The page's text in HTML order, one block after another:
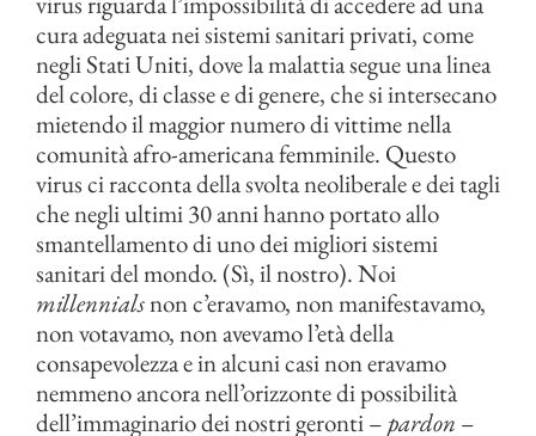
cura adeguata nei sistemi sanitari privati, come
negli Stati Uniti, dove la malattia segue una linea
del colore, di classe e di genere, che si intersecano
mietendo il maggior numero di vittime nella
comunità afro-americana femminile. Questo
virus ci racconta della svolta neoliberale e dei tagli
che negli ultimi 30 anni hanno portato allo
smantellamento di uno dei migliori sistemi
sanitari del mondo. (Sì, il nostro). Noi
millennialsnon c’eravamo, non manifestavamo,
non votavamo, non avevamo l’età della
consapevolezza e in alcuni casi non eravamo
nemmeno ancora nell’orizzonte di possibilità
dell’immaginario dei nostri geronti –pardon –